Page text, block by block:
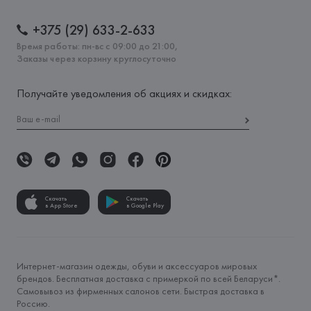
+375 (29) 633-2-633
Время работы: пн-вс с 09:00 до 21:00,
Заказы через корзину круглосуточно
Получайте уведомления об акциях и скидках:
Скачать
в App Store
Скачать
в Google Play
Интернет-магазин одежды, обуви и аксессуаров мировых
брендов. Бесплатная доставка с примеркой по всей Беларуси*.
Самовывоз из фирменных салонов сети. Быстрая доставка в
Россию.